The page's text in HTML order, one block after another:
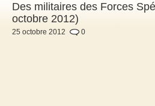
Des militaires des Forces
octobre 2012)
25 octobre 2012 0